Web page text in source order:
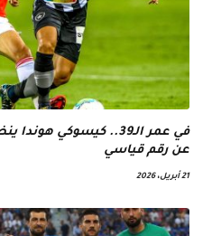
في عمر الـ39.. كيسوكي
عن رقم قياسي
21 أبريل، 2026